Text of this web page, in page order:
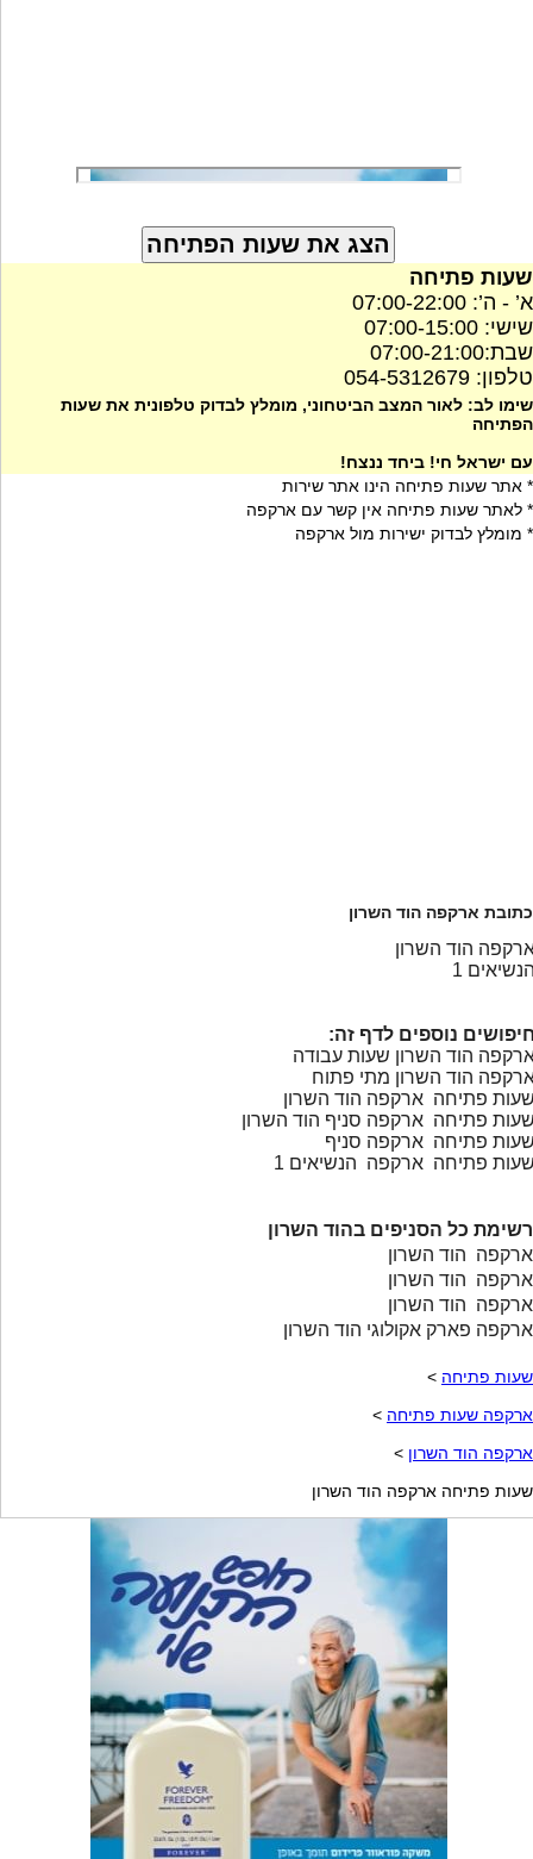
שעות פתיחה
א’ - ה’: 07:00-22:00
שישי: 07:00-15:00
שבת:07:00-21:00
טלפון: 054-5312679
שימו לב: לאור המצב הביטחוני, מומלץ לבדוק טלפונית את שעות
הפתיחה
עם ישראל חי! ביחד ננצח!
* אתר שעות פתיחה הינו אתר שירות
* לאתר שעות פתיחה אין קשר עם ארקפה
* מומלץ לבדוק ישירות מול ארקפה
כתובת ארקפה הוד השרון
הוד השרון
1
נוספים לדף זה:
הוד השרון שעות עבודה
הוד השרון מתי פתוח
פתיחה ארקפה הוד השרון
פתיחה ארקפה סניף הוד השרון
פתיחה ארקפה סניף
פתיחה ארקפה הנשיאים 1
רשימת כל הסניפים בהוד השרון
ארקפה הוד השרון
ארקפה הוד השרון
ארקפה הוד השרון
ארקפה פארק אקולוגי הוד השרון
שעות פתיחה >
ארקפה שעות פתיחה >
ארקפה הוד השרון >
שעות פתיחה ארקפה הוד השרון